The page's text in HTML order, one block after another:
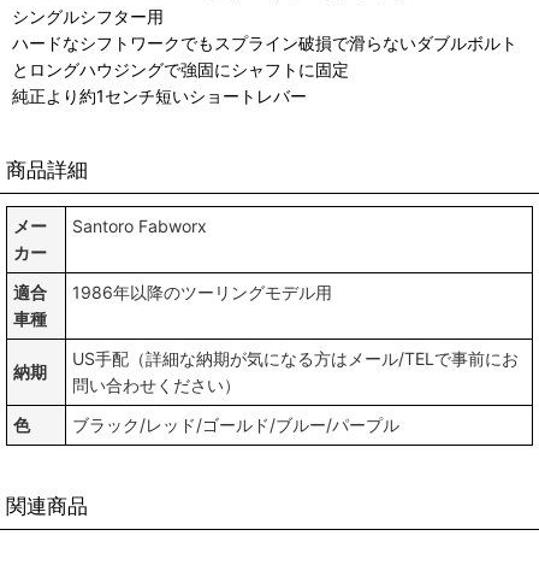
シングルシフター用
ハードなシフトワークでもスプライン破損で滑らないダブルボルト
とロングハウジングで強固にシャフトに固定
純正より約1センチ短いショートレバー
商品詳細
メー
カー
Santoro Fabworx
適合
車種
1986年以降のツーリングモデル用
納期
US手配（詳細な納期が気になる方はメール/TELで事前にお
問い合わせください）
色
ブラック/レッド/ゴールド/ブルー/パープル
関連商品